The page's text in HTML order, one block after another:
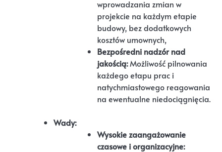
wprowadzania zmian w
projekcie na każdym etapie
budowy, bez dodatkowych
kosztów umownych,
Bezpośredni nadzór nad
jakością:Możliwość pilnowania
każdego etapu prac i
natychmiastowego reagowania
na ewentualne niedociągnięcia.
Wady:
Wysokie zaangażowanie
czasowe i organizacyjne: